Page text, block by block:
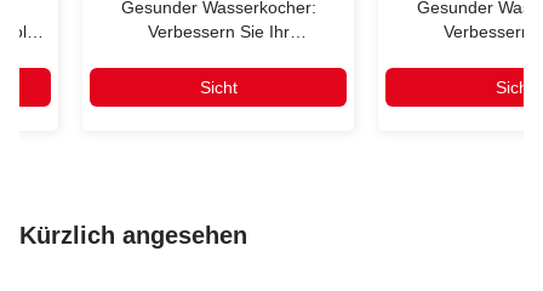
Gesunder Wasserkocher:
Verbessern Sie Ihr
Sicht
Gesunder
Verbessern
Sicht
Kürzlich angesehen